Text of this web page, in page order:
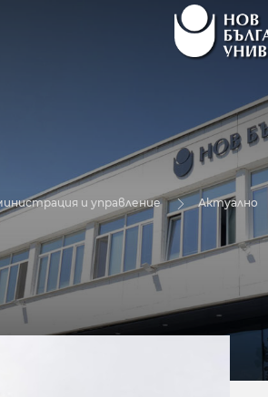
и управление Актуално